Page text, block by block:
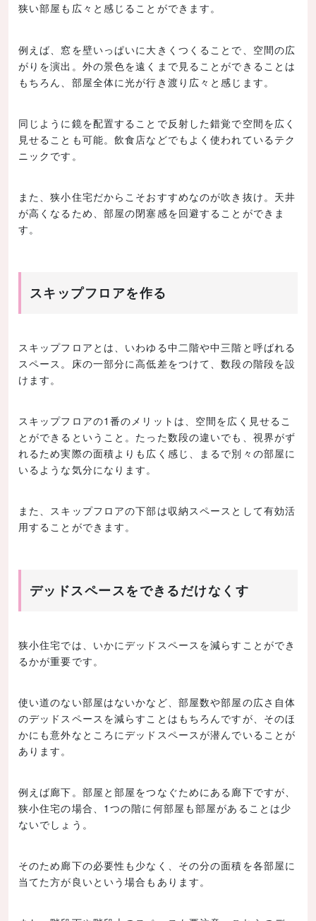
狭い部屋も広々と感じることができます。
例えば、窓を壁いっぱいに大きくつくることで、空間の広
がりを演出。外の景色を遠くまで見ることができることは
もちろん、部屋全体に光が行き渡り広々と感じます。
同じように鏡を配置することで反射した錯覚で空間を広く
見せることも可能。飲食店などでもよく使われているテク
ニックです。
また、狭小住宅だからこそおすすめなのが吹き抜け。天井
が高くなるため、部屋の閉塞感を回避することができま
す。
スキップフロアを作る
スキップフロアとは、いわゆる中二階や中三階と呼ばれる
スペース。床の一部分に高低差をつけて、数段の階段を設
けます。
スキップフロアの1番のメリットは、空間を広く見せるこ
とができるということ。たった数段の違いでも、視界がず
れるため実際の面積よりも広く感じ、まるで別々の部屋に
いるような気分になります。
また、スキップフロアの下部は収納スペースとして有効活
用することができます。
デッドスペースをできるだけなくす
狭小住宅では、いかにデッドスペースを減らすことができ
るかが重要です。
使い道のない部屋はないかなど、部屋数や部屋の広さ自体
のデッドスペースを減らすことはもちろんですが、そのほ
かにも意外なところにデッドスペースが潜んでいることが
あります。
例えば廊下。部屋と部屋をつなぐためにある廊下ですが、
狭小住宅の場合、1つの階に何部屋も部屋があることは少
ないでしょう。
そのため廊下の必要性も少なく、その分の面積を各部屋に
当てた方が良いという場合もあります。